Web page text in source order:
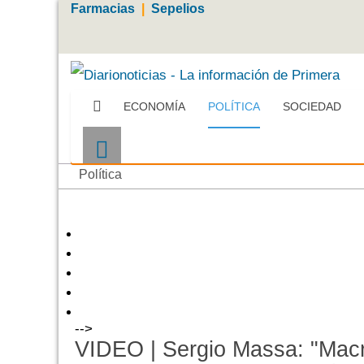
Farmacias Sepelios
ECONOMÍA POLÍTICA SOCIEDAD
Política
-->
VIDEO | Sergio Massa: